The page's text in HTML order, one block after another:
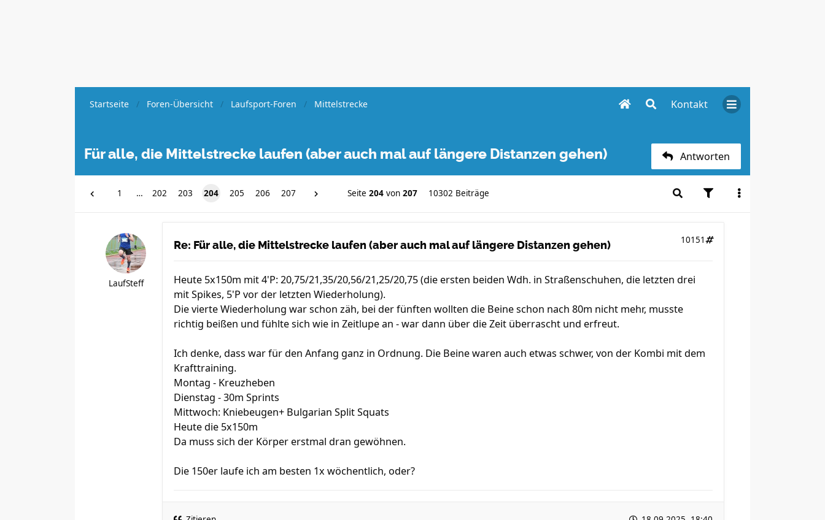
Kontakt
Startseite Foren-Übersicht Laufsport-Foren Mittelstrecke
Für alle, die Mittelstrecke laufen (aber auch mal auf längere Distanzen gehen) Antworten
1 … 202 203 204 205 206 207 Seite 204 von 207 10302 Beiträge
LaufSteff
Re: Für alle, die Mittelstrecke laufen (aber auch mal auf längere Distanzen gehen) 10151
Heute 5x150m mit 4'P: 20,75/21,35/20,56/21,25/20,75 (die ersten beiden Wdh. in Straßenschuhen, die letzten drei
mit Spikes, 5'P vor der letzten Wiederholung).
Die vierte Wiederholung war schon zäh, bei der fünften wollten die Beine schon nach 80m nicht mehr, musste
richtig beißen und fühlte sich wie in Zeitlupe an - war dann über die Zeit überrascht und erfreut.
Ich denke, dass war für den Anfang ganz in Ordnung. Die Beine waren auch etwas schwer, von der Kombi mit dem
Krafttraining.
Montag - Kreuzheben
Dienstag - 30m Sprints
Mittwoch: Kniebeugen+ Bulgarian Split Squats
Heute die 5x150m
Da muss sich der Körper erstmal dran gewöhnen.
Die 150er laufe ich am besten 1x wöchentlich, oder?